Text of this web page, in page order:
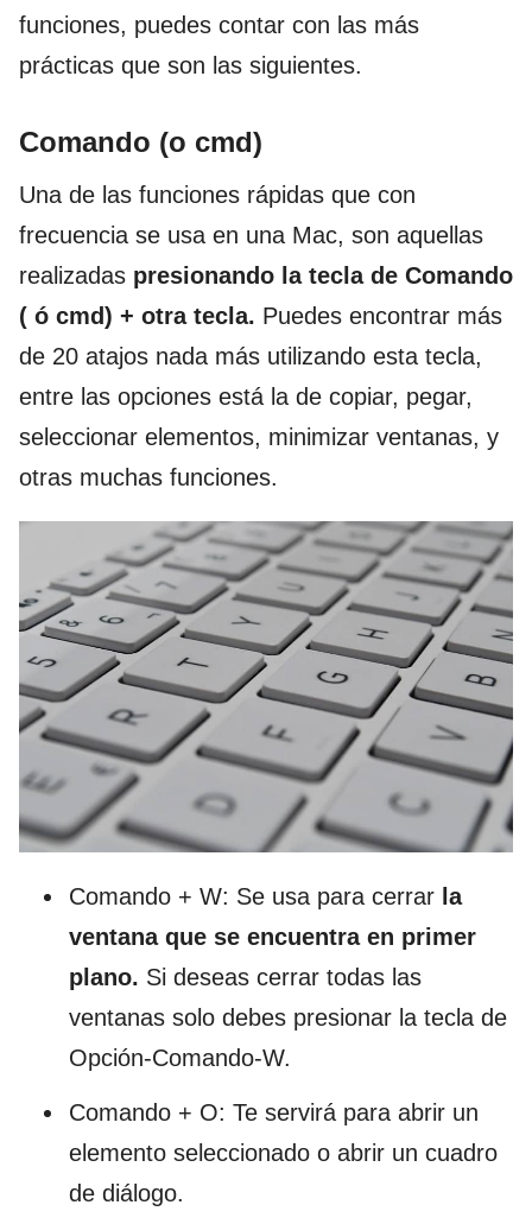
funciones, puedes contar con las más
prácticas que son las siguientes.
Comando (o cmd)
Una de las funciones rápidas que con
frecuencia se usa en una Mac, son aquellas
realizadas presionando la tecla de Comando
( ó cmd) + otra tecla. Puedes encontrar más
de 20 atajos nada más utilizando esta tecla,
entre las opciones está la de copiar, pegar,
seleccionar elementos, minimizar ventanas, y
otras muchas funciones.
Comando + W: Se usa para cerrar la
ventana que se encuentra en primer
plano. Si deseas cerrar todas las
ventanas solo debes presionar la tecla de
Opción-Comando-W.
Comando + O: Te servirá para abrir un
elemento seleccionado o abrir un cuadro
de diálogo.